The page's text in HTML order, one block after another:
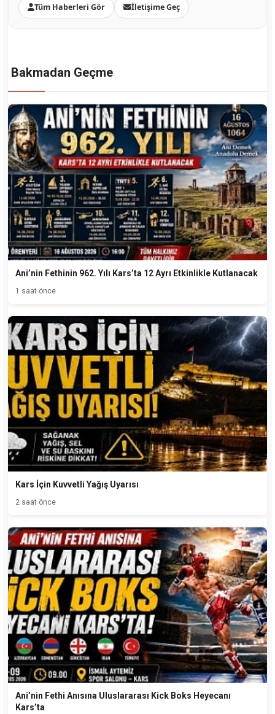
Tüm Haberleri Gör İletişime Geç
Bakmadan Geçme
Ani’nin Fethinin 962. Yılı Kars’ta 12 Ayrı Etkinlikle Kutlanacak
1 saat önce
Kars İçin Kuvvetli Yağış Uyarısı
2 saat önce
Ani’nin Fethi Anısına Uluslararası Kick Boks Heyecanı
Kars’ta